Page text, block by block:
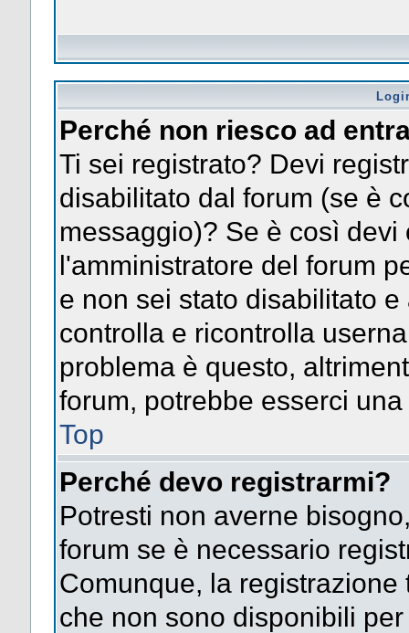
Perché non riesco ad
Ti sei registrato? Devi
disabilitato dal forum (se è
messaggio)? Se è così
l'amministratore del forum
e non sei stato disabilitato
controlla e ricontrolla
problema è questo,
forum, potrebbe esserci
Top
Perché devo registrarmi?
Potresti non averne
forum se è necessario
Comunque, la
che non sono disponibili